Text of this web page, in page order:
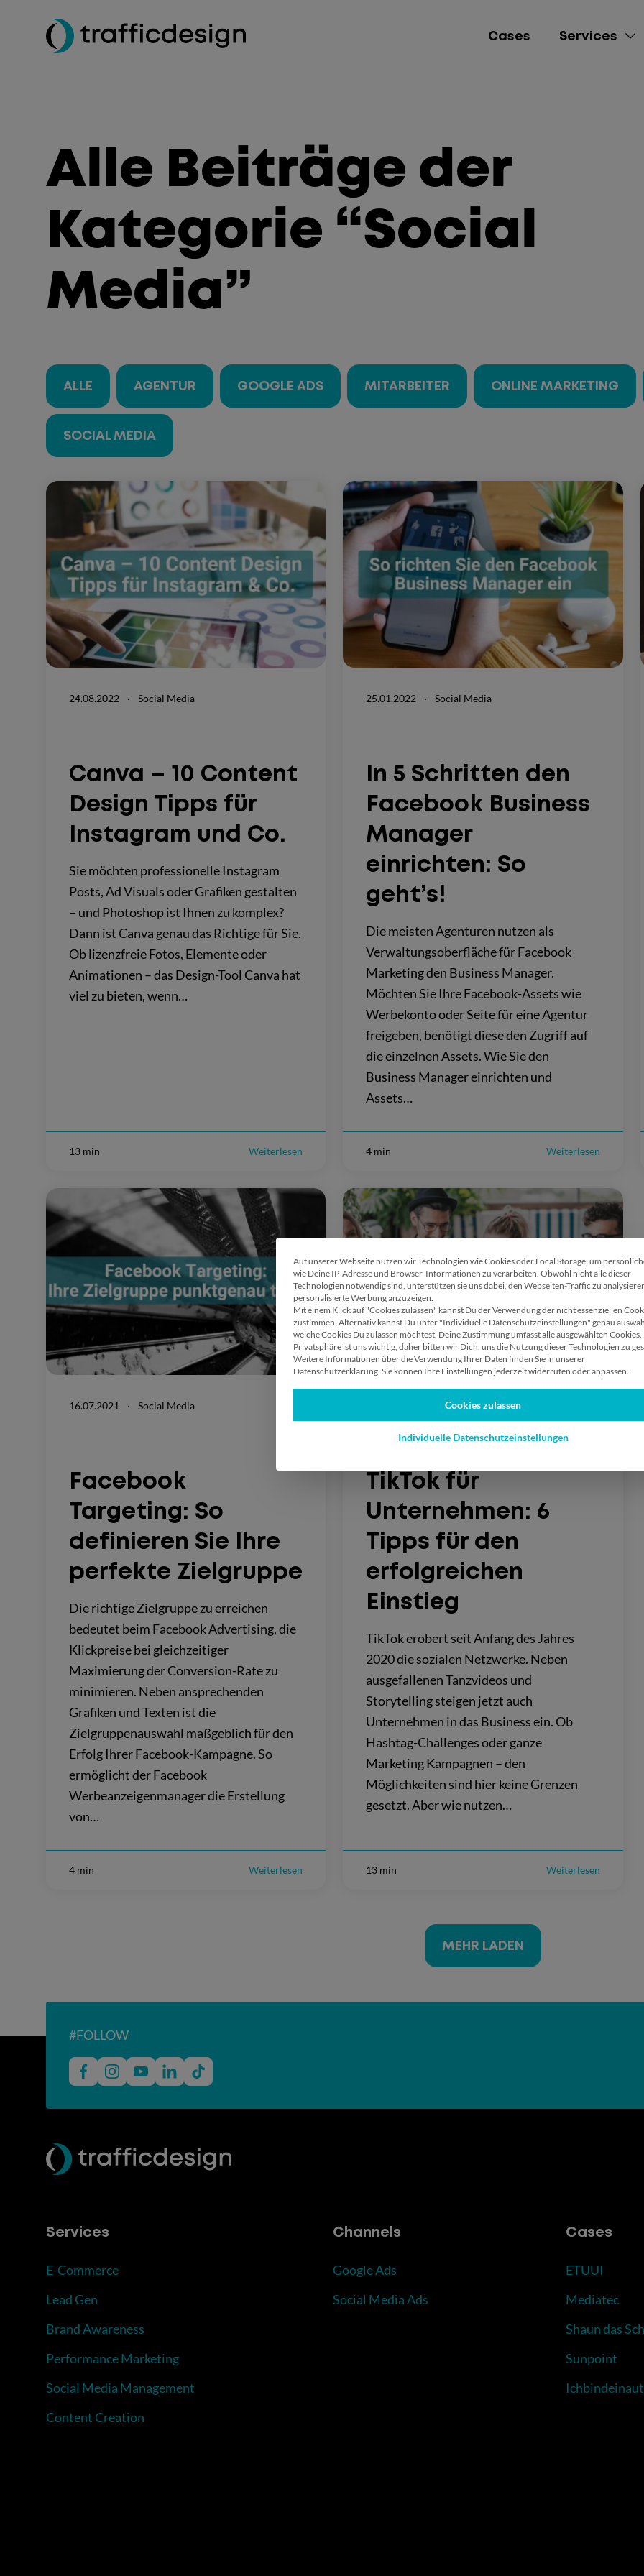
Cases Services
Performance
Alle Beiträge der
Kategorie “Social
Media”
ALLE AGENTUR GOOGLE ADS MITARBEITER ONLINE MARKETING
SOCIAL MEDIA
24.08.2022 · Social Media
Canva – 10 Content
Design Tipps für
Instagram und Co.
Sie möchten professionelle Instagram
Posts, Ad Visuals oder Grafiken gestalten
– und Photoshop ist Ihnen zu komplex?
Dann ist Canva genau das Richtige für Sie.
Ob lizenzfreie Fotos, Elemente oder
Animationen – das Design-Tool Canva hat
viel zu bieten, wenn…
13 min Weiterlesen
25.01.2022 · Social Media
In 5 Schritten den
Facebook Business
Manager
einrichten: So
geht’s!
Die meisten Agenturen nutzen als
Verwaltungsoberfläche für Facebook
Marketing den Business Manager.
Möchten Sie Ihre Facebook-Assets wie
Werbekonto oder Seite für eine Agentur
freigeben, benötigt diese den Zugriff auf
die einzelnen Assets. Wie Sie den
Business Manager einrichten und
Assets…
4 min Weiterlesen
16.07.2021 · Social Media
Facebook
Targeting: So
definieren Sie Ihre
perfekte Zielgruppe
Die richtige Zielgruppe zu erreichen
bedeutet beim Facebook Advertising, die
Klickpreise bei gleichzeitiger
Maximierung der Conversion-Rate zu
minimieren. Neben ansprechenden
Grafiken und Texten ist die
Zielgruppenauswahl maßgeblich für den
Erfolg Ihrer Facebook-Kampagne. So
ermöglicht der Facebook
Werbeanzeigenmanager die Erstellung
von…
4 min Weiterlesen
Social Media
TikTok für
Unternehmen: 6
Tipps für den
erfolgreichen
Einstieg
TikTok erobert seit Anfang des Jahres
2020 die sozialen Netzwerke. Neben
ausgefallenen Tanzvideos und
Storytelling steigen jetzt auch
Unternehmen in das Business ein. Ob
Hashtag-Challenges oder ganze
Marketing Kampagnen – den
Möglichkeiten sind hier keine Grenzen
gesetzt. Aber wie nutzen…
13 min Weiterlesen
MEHR LADEN
#FOLLOW
Services
E-Commerce
Lead Gen
Brand Awareness
Performance Marketing
Social Media Management
Content Creation
Channels
Google Ads
Social Media Ads
Cases
ETUUI
Mediatec
Shaun das
Sunpoint
Wir verwenden
Auf unserer Webseite nutzen wir Technologien wie Cookies oder Local Storage, um
wie Deine IP-Adresse und Browser-Informationen zu verarbeiten. Obwohl nicht alle dieser
Technologien notwendig sind, unterstützen sie uns dabei, den Webseiten-Traffic zu
personalisierte Werbung anzuzeigen.
Mit einem Klick auf "Cookies zulassen" kannst Du der Verwendung der nicht essenziellen
zustimmen. Alternativ kannst Du unter "Individuelle Datenschutzeinstellungen" genau
welche Cookies Du zulassen möchtest. Deine Zustimmung umfasst alle ausgewählten Cookies.
Privatsphäre ist uns wichtig, daher bitten wir Dich, uns die Nutzung dieser Technologien zu
Weitere Informationen über die Verwendung Ihrer Daten finden Sie in unserer
Datenschutzerklärung. Sie können Ihre Einstellungen jederzeit widerrufen oder anpassen.
Cookies zulassen
Individuelle Datenschutzeinstellungen